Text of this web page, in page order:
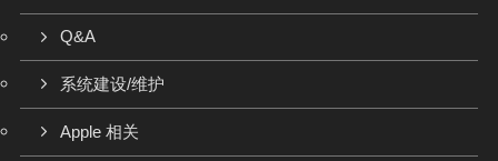
Q&A
系统建设/维护
Apple 相关